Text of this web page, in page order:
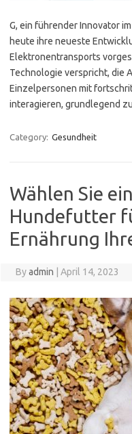
G, ein führender Innovator
heute ihre neueste
Elektronentransports
Technologie verspricht, die
Einzelpersonen mit
interagieren, grundlegend
Category: Gesundheit
Wählen Sie
Hundefutter
Ernährung
Byadmin April 14, 2023